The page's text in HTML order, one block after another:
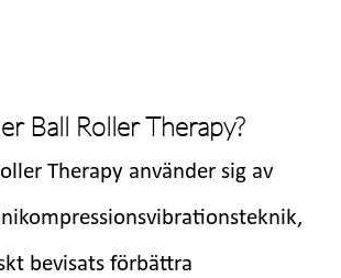
Ball Roller Therapy?
Therapy använder sig av
bevisats förbättra